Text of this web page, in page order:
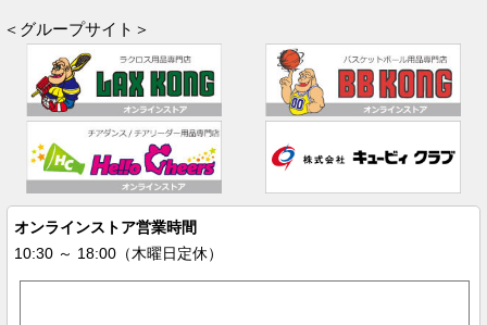
＜グループサイト＞
オンラインストア営業時間
10:30 ～ 18:00（木曜日定休）